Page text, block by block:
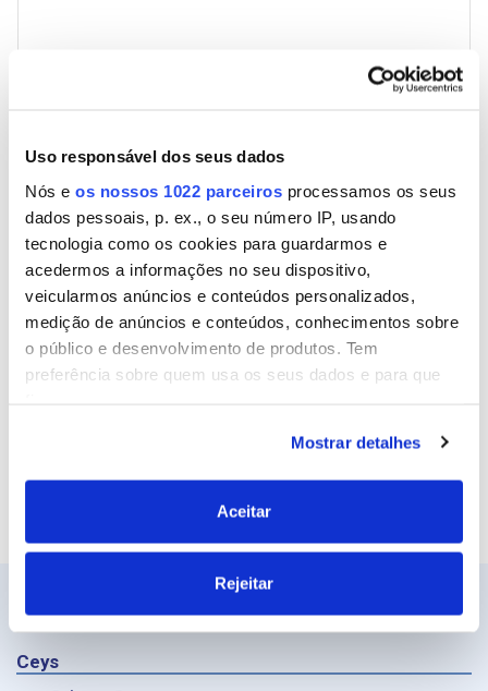
Uso responsável dos seus dados
Nós e os nossos 1022 parceiros processamos os seus
dados pessoais, p. ex., o seu número IP, usando
tecnologia como os cookies para guardarmos e
acedermos a informações no seu dispositivo,
veicularmos anúncios e conteúdos personalizados,
medição de anúncios e conteúdos, conhecimentos sobre
o público e desenvolvimento de produtos. Tem
preferência sobre quem usa os seus dados e para que
Se permitir, gostaríamos também de:
Recolher informações sobre a sua localização
geográfica as quais podem ter uma precisão de
ativa as características específicas (impressão
digital)
processados e defina as suas preferências nasecção de
Mostrar detalhes
Aceitar
Rejeitar
Email
Site
Ceys